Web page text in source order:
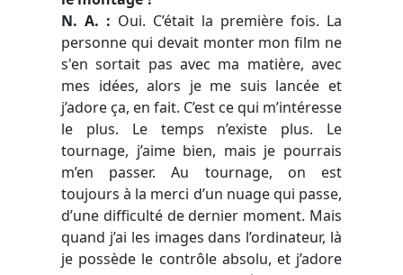
N. A. : Oui. C’était la première fois. La
personne qui devait monter mon film ne
s'en sortait pas avec ma matière, avec
mes idées, alors je me suis lancée et
j’adore ça, en fait. C’est ce qui m’intéresse
le plus. Le temps n’existe plus. Le
tournage, j’aime bien, mais je pourrais
m’en passer. Au tournage, on est
toujours à la merci d’un nuage qui passe,
d’une difficulté de dernier moment. Mais
quand j’ai les images dans l’ordinateur, là
je possède le contrôle absolu, et j’adore